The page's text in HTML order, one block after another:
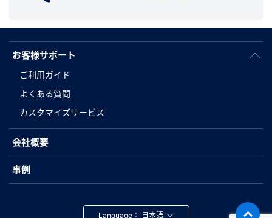
お客様サポート
ご利用ガイド
よくある質問
カスタマイズサービス
会社概要
事例
Language：